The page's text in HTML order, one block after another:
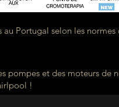
Portugal selon les normes
pompes et des moteurs de
!